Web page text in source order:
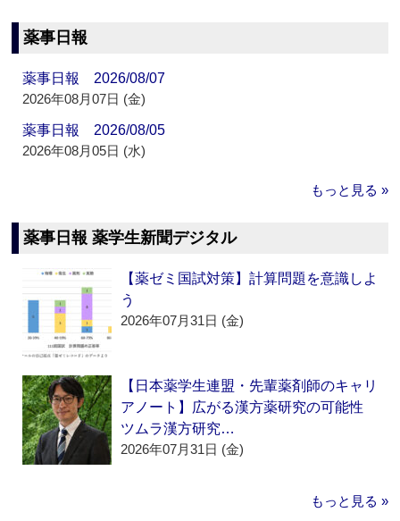
薬事日報
薬事日報 2026/08/07
2026年08月07日 (金)
薬事日報 2026/08/05
2026年08月05日 (水)
もっと見る »
薬事日報 薬学生新聞デジタル
【薬ゼミ国試対策】計算問題を意識しよ
う
2026年07月31日 (金)
【日本薬学生連盟・先輩薬剤師のキャリ
アノート】広がる漢方薬研究の可能性
ツムラ漢方研究…
2026年07月31日 (金)
もっと見る »